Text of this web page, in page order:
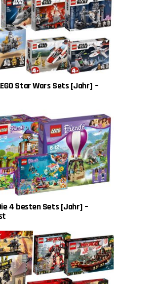
Star Wars Sets [Jahr] –
4 besten Sets [Jahr] –